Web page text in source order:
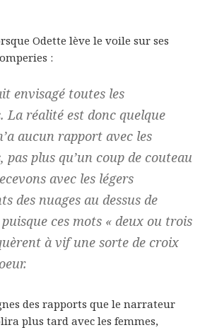
Odette lève le voile sur ses
:
envisagé toutes les
La réalité est donc quelque
aucun rapport avec les
pas plus qu’un coup de couteau
avec les légers
des nuages au dessus de
ces mots « deux ou trois
à vif une sorte de croix
des rapports que le narrateur
plus tard avec les femmes,